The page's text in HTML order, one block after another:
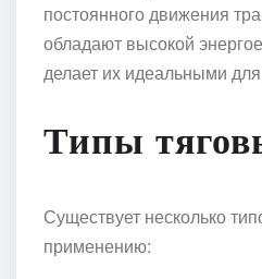
постоянного движения
обладают высокой
делает их идеальными
Типы
Существует несколько
применению: